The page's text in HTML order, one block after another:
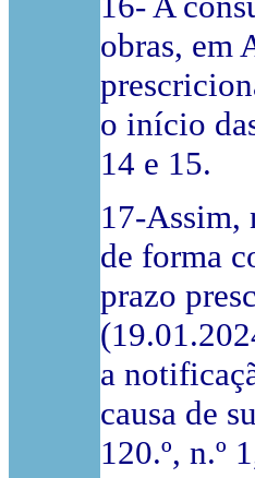
obras, em
o início
14 e 15.
17-Assim,
de forma
prazo
a
causa de
120.º, n.º